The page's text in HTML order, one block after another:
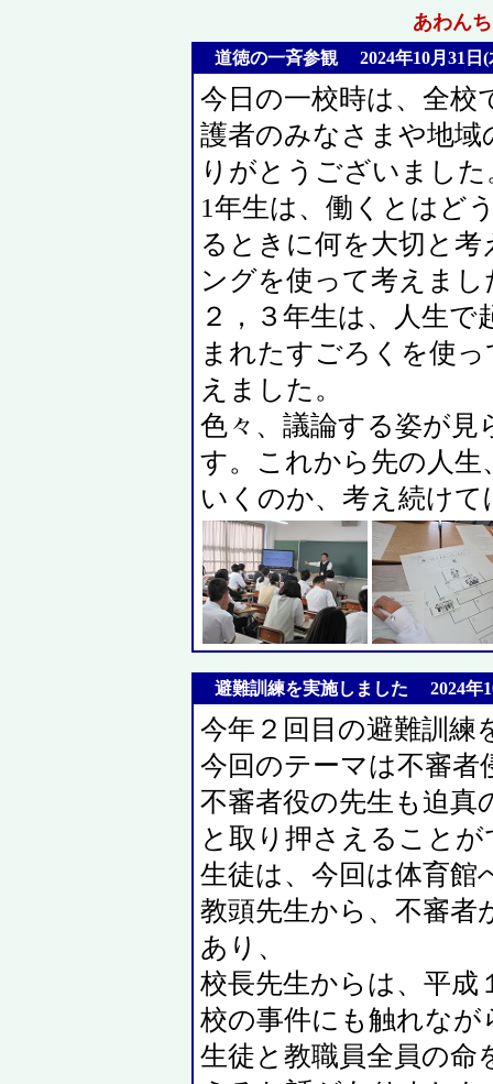
あわん
道徳の一斉参観 2024年10月31日(
今日の一校時は、全校
護者のみなさまや地
りがとうございました
1年生は、働くとはど
るときに何を大切と
ングを使って考えまし
２，３年生は、人生
まれたすごろくを使
えました。
色々、議論する姿が
す。これから先の人
いくのか、考え続け
避難訓練を実施しました 2024年
今年２回目の避難訓練
今回のテーマは不審者
不審者役の先生も迫真
と取り押さえること
生徒は、今回は体育館
教頭先生から、不審者
あり、
校長先生からは、平成
校の事件にも触れなが
生徒と教職員全員の命